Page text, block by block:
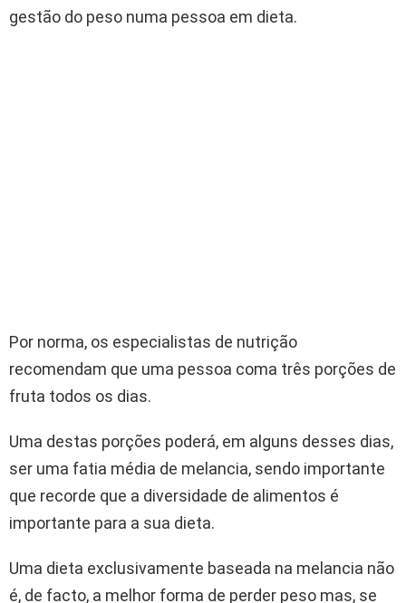
gestão do peso numa pessoa em dieta.
Por norma, os especialistas de nutrição
recomendam que uma pessoa coma três porções de
fruta todos os dias.
Uma destas porções poderá, em alguns desses dias,
ser uma fatia média de melancia, sendo importante
que recorde que a diversidade de alimentos é
importante para a sua dieta.
Uma dieta exclusivamente baseada na melancia não
é, de facto, a melhor forma de perder peso mas, se